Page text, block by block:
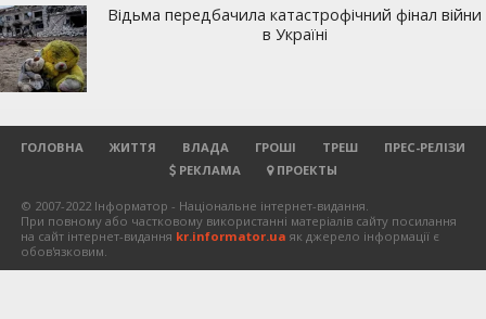
ГОЛОВНА ЖИТТЯ ВЛАДА ГРОШІ ТРЕШ
ПРЕС-РЕЛІЗИ
РЕКЛАМА
ПРОЕКТЫ
© 2007-2022 Інформатор - Національне інтернет-видання.
При повному або частковому використанні матеріалів сайту посилання
на сайт інтернет-видання kr.informator.ua як джерело інформації є
обов'язковим.